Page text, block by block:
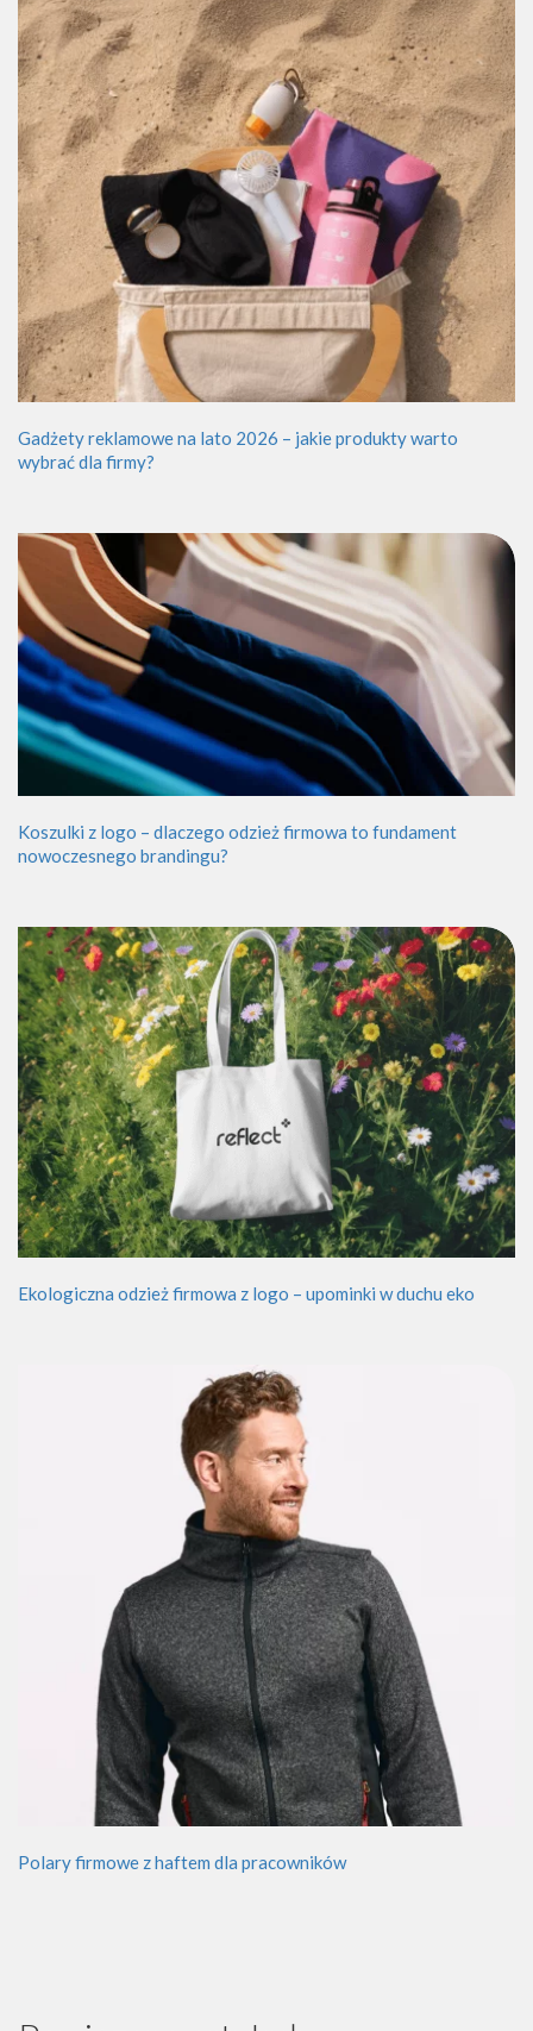
Gadżety reklamowe na lato 2026 – jakie produkty warto
wybrać dla firmy?
Koszulki z logo – dlaczego odzież firmowa to fundament
nowoczesnego brandingu?
Ekologiczna odzież firmowa z logo – upominki w duchu eko
Polary firmowe z haftem dla pracowników